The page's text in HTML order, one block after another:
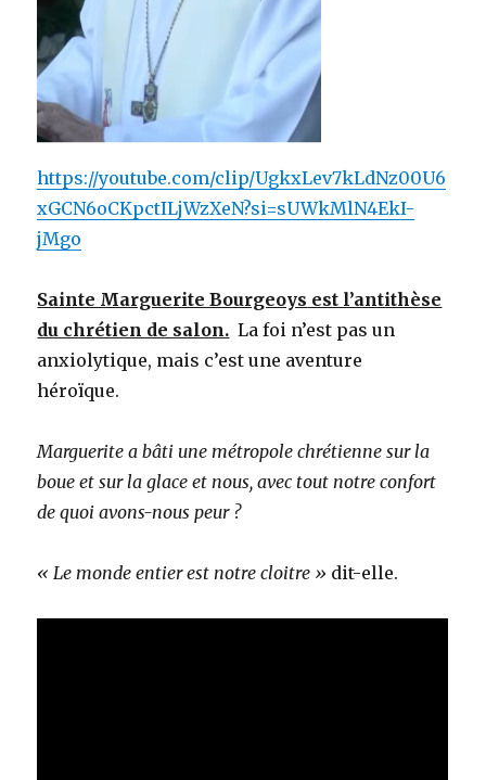
https://youtube.com/clip/UgkxLev7kLdNz00U6
xGCN6oCKpctILjWzXeN?si=sUWkMlN4EkI-
jMgo
Sainte Marguerite Bourgeoys est l’antithèse
du chrétien de salon. La foi n’est pas un
anxiolytique, mais c’est une aventure
héroïque.
Marguerite a bâti une métropole chrétienne sur la
boue et sur la glace et nous, avec tout notre confort
de quoi avons-nous peur ?
« Le monde entier est notre cloitre » dit-elle.